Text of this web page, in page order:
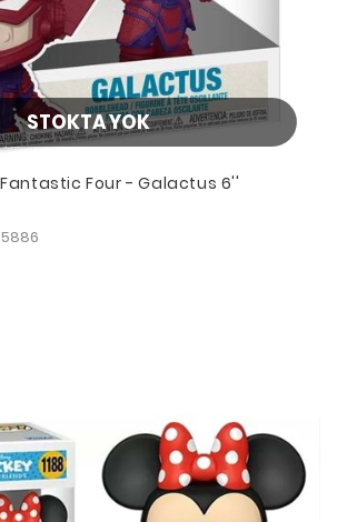
STOKTA YOK
Fantastic Four - Galactus 6''